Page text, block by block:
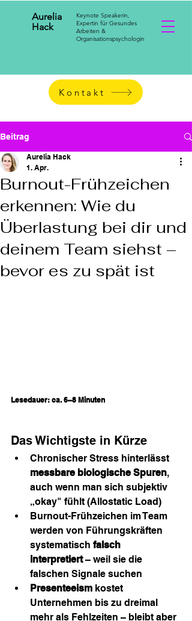
Aurelia
Hack
Keynote Speakerin,
Expertin für Gesundes
Arbeiten &
Organisationspsychologin
Kontakt
Beitrag
Burnout-Frühzeichen
erkennen: Wie du
Überlastung bei dir und
deinem Team siehst –
bevor es zu spät ist
Aurelia Hack
1. Apr.
Lesedauer: ca. 6–8 Minuten
Das Wichtigste in Kürze
Chronischer Stress hinterlässt
messbare biologische Spuren,
auch wenn man sich subjektiv
„okay" fühlt (Allostatic Load)
Burnout-Frühzeichen im Team
werden von Führungskräften
systematisch falsch
interpretiert – weil sie die
falschen Signale suchen
Presenteeism kostet
Unternehmen bis zu dreimal
mehr als Fehlzeiten – bleibt aber